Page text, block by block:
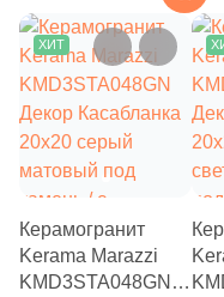
ХИТ
Керамогранит
Kerama Marazzi
KMD3STA048GN